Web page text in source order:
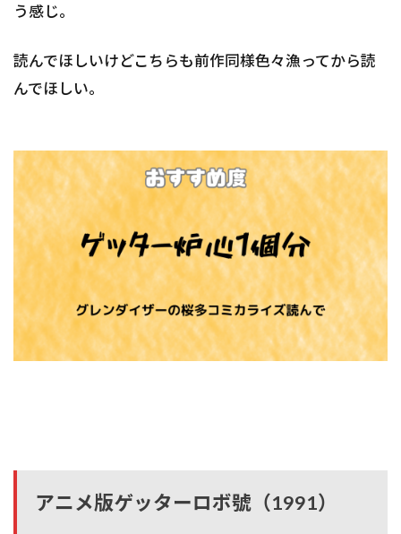
う感じ。
読んでほしいけどこちらも前作同様色々漁ってから読
んでほしい。
アニメ版ゲッターロボ號（1991）